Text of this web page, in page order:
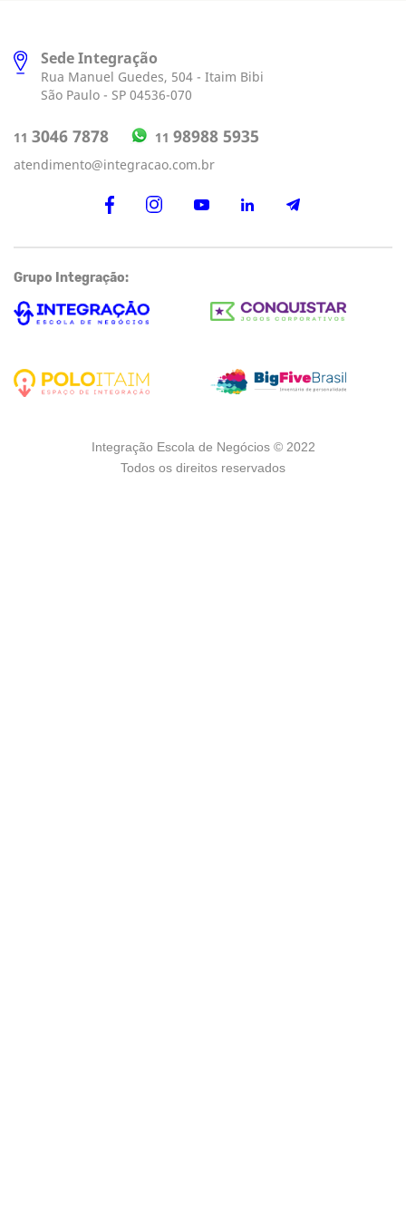
Sede Integração
Rua Manuel Guedes, 504 - Itaim Bibi
São Paulo - SP 04536-070
11 3046 7878 11 98988 5935
atendimento@integracao.com.br
Grupo Integração:
Integração Escola de Negócios © 2022
Todos os direitos reservados